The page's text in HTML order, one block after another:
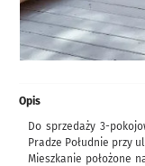
Opis
Do sprzedaży 3-
Pradze Południe przy
Mieszkanie położone